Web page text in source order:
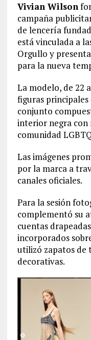
Vivian Wilson
campaña
de lencería
está vinculada a
Orgullo y
para la nueva
La modelo, de 22
figuras
conjunto
interior negra con
comunidad
Las imágenes
por la marca a
canales oficiales.
Para la sesión
complementó su
cuentas
incorporados
utilizó zapatos de
decorativas.